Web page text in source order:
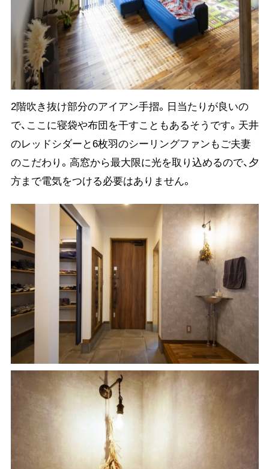
2階吹き抜け部分のアイアン手摺。日当たりが良いの
で、ここに寝袋や布団を干すこともあるそうです。天井
のレッドシダーと6枚羽のシーリングファンもご夫妻
のこだわり。高窓から最大限に光を取り込めるので、夕
方まで電気をつける必要はありません。